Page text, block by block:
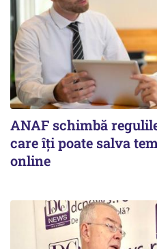
ANAF schimbă
care îți poate salva
online